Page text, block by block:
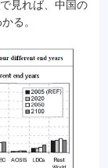
見れば、中国の
る。